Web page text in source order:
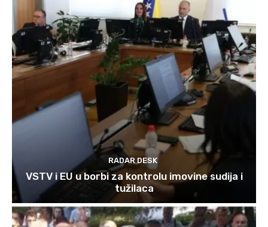
RADAR DESK
VSTV i EU u borbi za kontrolu imovine sudija i
tužilaca